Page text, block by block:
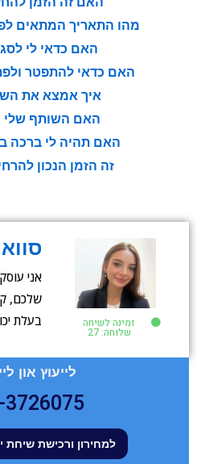
מהו התאריך המתאים
האם כדאי לי
האם כדאי להתפטר
איך אמצא את
האם השותף שלי
האם תהיה לי ברכה
זה הזמן הנכון
זמינה לשיחה
שלוחה: 27
אני
שלכם,
בעלת
לייעוץ און
למחירון ורכישת שיחת